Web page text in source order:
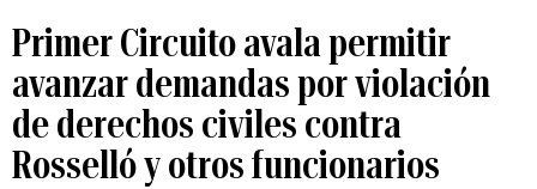
Primer Circuito avala permitir
avanzar demandas por violación
de derechos civiles contra
Rosselló y otros funcionarios